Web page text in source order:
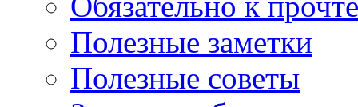
Полезные заметки
Полезные советы